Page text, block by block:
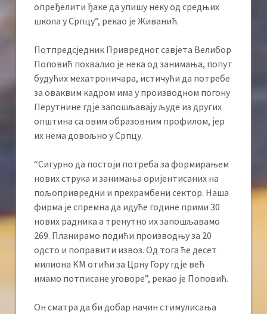
опређелити ђаке да упишу неку од средњих
школа у Српцу”, рекао је Живанић.
Потпредсједник Привредног савјета Велибор
Поповић похвалио је нека од занимања, попут
будућих мехатроничара, истичући да потребе
за оваквим кадром има у производном погону
Перутнине гдје запошљавају људе из других
општина са овим образовним профилом, јер
их нема довољно у Српцу.
“Сигурно да постоји потреба за формирањем
нових струка и занимања оријентисаних на
пољопривредни и прехрамбени сектор. Наша
фирма је спремна да идуће године прими 30
нових радника а тренутно их запошљавамо
269. Планирамо подићи производњу за 20
одсто и поправити извоз. Од тога ће десет
милиона KМ отићи за Црну Гору гдје већ
имамо потписане уговоре”, рекао је Поповић.
Он сматра да би добар начин стимулисања